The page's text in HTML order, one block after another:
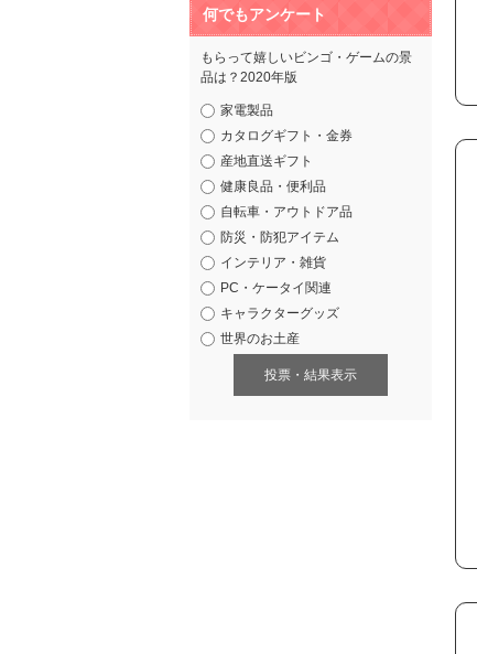
何でもアンケート
もらって嬉しいビンゴ・ゲームの景
品は？2020年版
家電製品
カタログギフト・金券
産地直送ギフト
健康良品・便利品
自転車・アウトドア品
防災・防犯アイテム
インテリア・雑貨
PC・ケータイ関連
キャラクターグッズ
世界のお土産
投票・結果表示